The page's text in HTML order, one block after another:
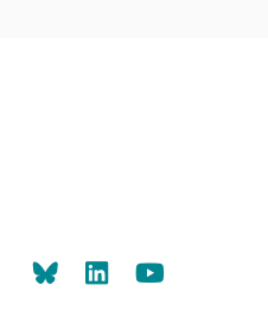
LinkedIn